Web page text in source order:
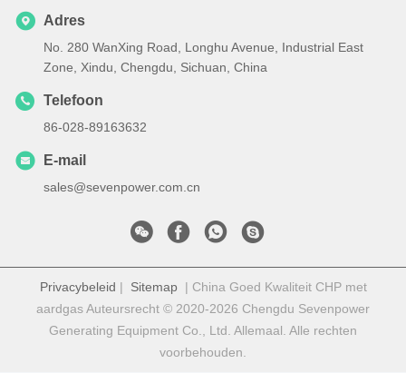
Adres
No. 280 WanXing Road, Longhu Avenue, Industrial East
Zone, Xindu, Chengdu, Sichuan, China
Telefoon
86-028-89163632
E-mail
sales@sevenpower.com.cn
Privacybeleid | Sitemap| China Goed Kwaliteit CHP met
aardgas Auteursrecht © 2020-2026 Chengdu Sevenpower
Generating Equipment Co., Ltd. Allemaal. Alle rechten
voorbehouden.